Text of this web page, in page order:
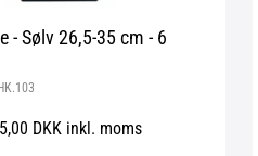
- Sølv 26,5-35 cm - 6
HK.103
DKK inkl. moms